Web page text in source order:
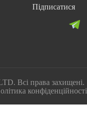
Підписатися
Всі права захищені.
конфіденційності